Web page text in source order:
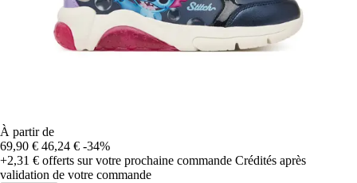
À partir de
69,90 € 46,24 € -34%
+2,31 € offerts sur votre prochaine commande Crédités après
validation de votre commande